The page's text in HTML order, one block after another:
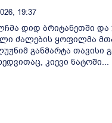
19:37
დიდ ბრიტანეთში და
ძალების ყოფილმა
განმარტა თავისი
კიევი ნატოში...